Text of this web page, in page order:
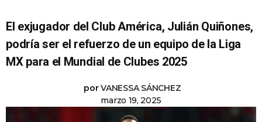
El exjugador del Club América, Julián Quiñones,
podría ser el refuerzo de un equipo de la Liga
MX para el Mundial de Clubes 2025
porVANESSA SÁNCHEZ
marzo 19, 2025